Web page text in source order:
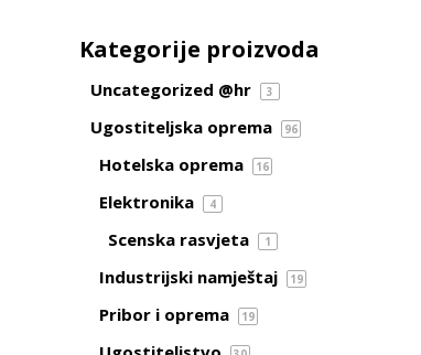
Kategorije proizvoda
Uncategorized @hr 3
Ugostiteljska oprema 96
Hotelska oprema 16
Elektronika 4
Scenska rasvjeta 1
Industrijski namještaj 19
Pribor i oprema 19